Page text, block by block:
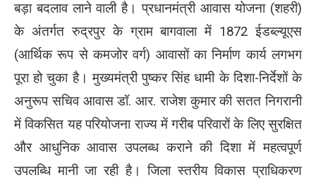
बड़ा बदलाव लाने वाली है। प्रधानमंत्री आवास योजना (शहरी)
के अंतर्गत रुद्रपुर के ग्राम बागवाला में 1872 ईडब्ल्यूएस
(आर्थिक रूप से कमजोर वर्ग) आवासों का निर्माण कार्य लगभग
पूरा हो चुका है। मुख्यमंत्री पुष्कर सिंह धामी के दिशा-निर्देशों के
अनुरूप सचिव आवास डॉ. आर. राजेश कुमार की सतत निगरानी
में विकसित यह परियोजना राज्य में गरीब परिवारों के लिए सुरक्षित
और आधुनिक आवास उपलब्ध कराने की दिशा में महत्वपूर्ण
उपलब्धि मानी जा रही है। जिला स्तरीय विकास प्राधिकरण